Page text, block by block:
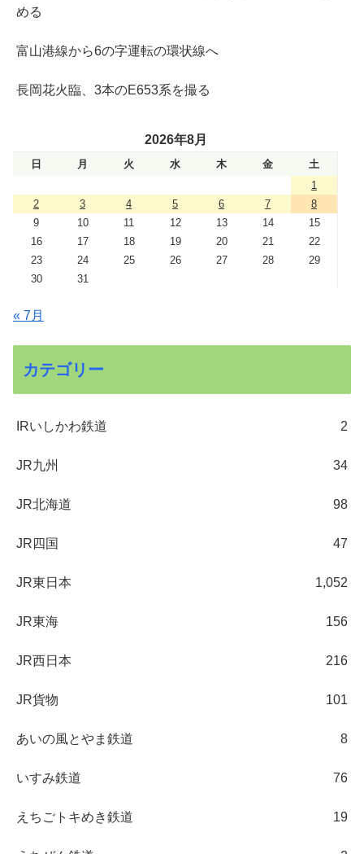
める
富山港線から6の字運転の環状線へ
長岡花火臨、3本のE653系を撮る
2026年8月
日 月 火 水 木 金
土
1
2
3 4 5 6 7
8
9
10 11 12 13 14
15
16
17 18 19 20 21
22
23
24 25 26 27 28
29
30
31
« 7月
カテゴリー
IRいしかわ鉄道 2
JR九州 34
JR北海道 98
JR四国 47
JR東日本 1,052
JR東海 156
JR西日本 216
JR貨物 101
あいの風とやま鉄道 8
いすみ鉄道 76
えちごトキめき鉄道 19